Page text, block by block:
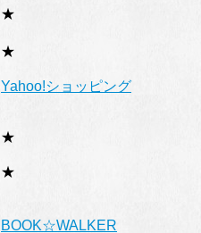
★
★
Yahoo!ショッピング
★
★
BOOK☆WALKER